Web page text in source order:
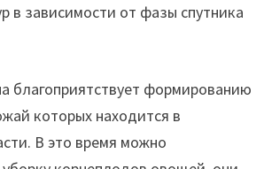
в зависимости от фазы спутника
благоприятствует формированию
которых находится в
В это время можно